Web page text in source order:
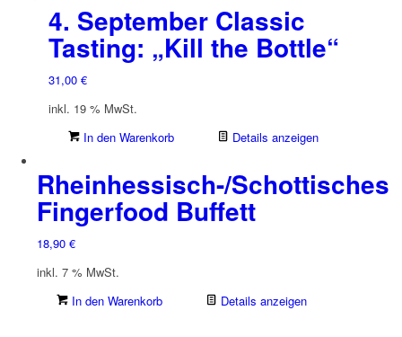
4. September Classic
Tasting: „Kill the Bottle“
31,00 €
inkl. 19 % MwSt.
In den Warenkorb
Details anzeigen
Rheinhessisch-/Schottisches
Fingerfood Buffett
18,90 €
inkl. 7 % MwSt.
In den Warenkorb
Details anzeigen